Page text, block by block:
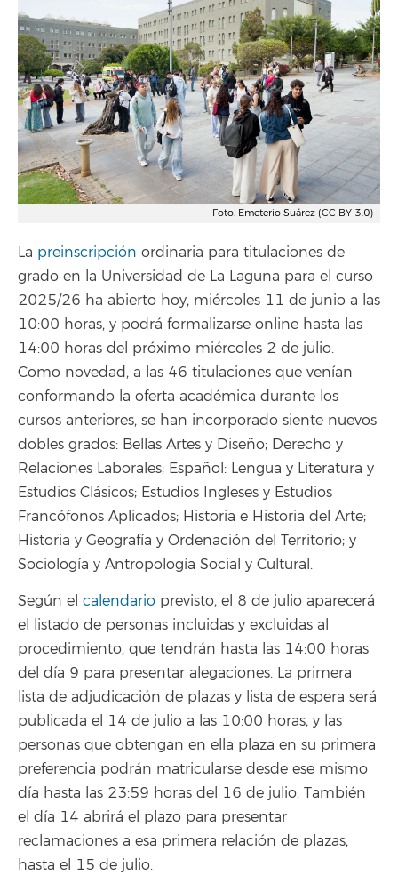
Foto: Emeterio Suárez (CC BY 3.0)
La preinscripción ordinaria para titulaciones de
grado en la Universidad de La Laguna para el curso
2025/26 ha abierto hoy, miércoles 11 de junio a las
10:00 horas, y podrá formalizarse online hasta las
14:00 horas del próximo miércoles 2 de julio.
Como novedad, a las 46 titulaciones que venían
conformando la oferta académica durante los
cursos anteriores, se han incorporado siente nuevos
dobles grados: Bellas Artes y Diseño; Derecho y
Relaciones Laborales; Español: Lengua y Literatura y
Estudios Clásicos; Estudios Ingleses y Estudios
Francófonos Aplicados; Historia e Historia del Arte;
Historia y Geografía y Ordenación del Territorio; y
Sociología y Antropología Social y Cultural.
Según el calendario previsto, el 8 de julio aparecerá
el listado de personas incluidas y excluidas al
procedimiento, que tendrán hasta las 14:00 horas
del día 9 para presentar alegaciones. La primera
lista de adjudicación de plazas y lista de espera será
publicada el 14 de julio a las 10:00 horas, y las
personas que obtengan en ella plaza en su primera
preferencia podrán matricularse desde ese mismo
día hasta las 23:59 horas del 16 de julio. También
el día 14 abrirá el plazo para presentar
reclamaciones a esa primera relación de plazas,
hasta el 15 de julio.